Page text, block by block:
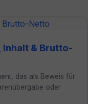
& Brutto-
das als Beweis für
oder